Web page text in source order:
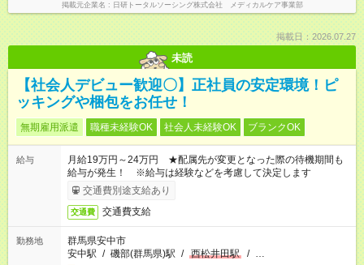
掲載元企業名 日研トータルソーシング株式会社 メディカルケア事業部
掲載日：2026.07.27
未読
【社会人デビュー歓迎〇】正社員の安定環境！ピ
ッキングや梱包をお任せ！
無期雇用派遣 職種未経験OK 社会人未経験OK ブランクOK
給与
月給19万円～24万円 ★配属先が変更となった際の待機期間も
給与が発生！ ※給与は経験などを考慮して決定します
交通費別途支給あり
交通費 交通費支給
勤務地
群馬県安中市
安中駅 / 磯部(群馬県)駅 / 西松井田駅 / …